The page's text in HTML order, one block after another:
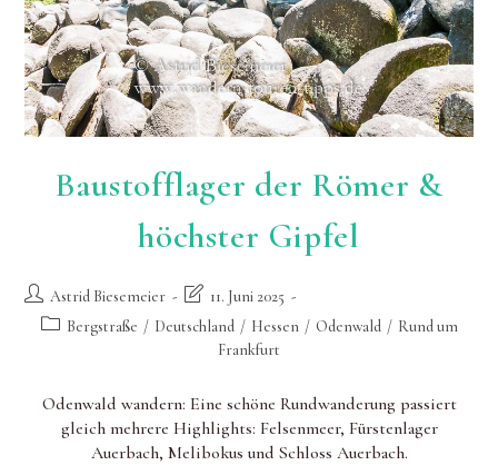
Baustofflager der Römer &
höchster Gipfel
Beitrags-
Autor:
Astrid Biesemeier
Beitrag
zuletzt
geändert
11. Juni 2025
Beitrags-Bergstraße / Deutschland / Hessen / Odenwald / Rund um
Frankfurt
Odenwald wandern: Eine schöne Rundwanderung passiert
gleich mehrere Highlights: Felsenmeer, Fürstenlager
Auerbach, Melibokus und Schloss Auerbach.